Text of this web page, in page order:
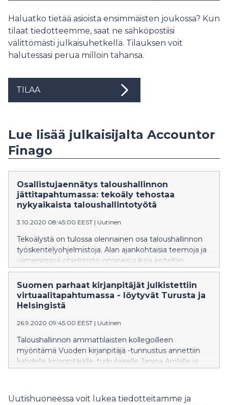
Haluatko tietää asioista ensimmäisten joukossa? Kun
tilaat tiedotteemme, saat ne sähköpostiisi
välittömästi julkaisuhetkellä. Tilauksen voit
halutessasi perua milloin tahansa.
TILAA
Lue lisää julkaisijalta Accountor
Finago
Osallistujaennätys taloushallinnon
jättitapahtumassa: tekoäly tehostaa
nykyaikaista taloushallintotyötä
3.10.2020 08:45:00 EEST | Uutinen
Tekoälystä on tulossa olennainen osa taloushallinnon
työskentelyohjelmistoja. Alan ajankohtaisia teemoja ja
viimeisimpiä ohjelmisto-ominaisuuksia esiteltiin
Accountor Finagon Tilitoimistopäivä-
virtuaalitapahtumassa, johon osallistui lähes 1000
ammattilaista.
Suomen parhaat kirjanpitäjät julkistettiin
virtuaalitapahtumassa - löytyvät Turusta ja
Helsingistä
26.9.2020 09:45:00 EEST | Uutinen
Taloushallinnon ammattilaisten kollegoilleen
myöntämä Vuoden kirjanpitäjä -tunnustus annettiin
kahdelle kirjanpitäjälle, turkulaiselle Janina Arolalle ja
Finagon Tilitoimistopäivässä.
Uutishuoneessa voit lukea tiedotteitamme ja